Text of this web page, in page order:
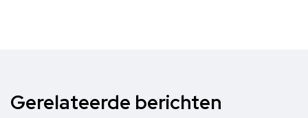
Gerelateerde berichten